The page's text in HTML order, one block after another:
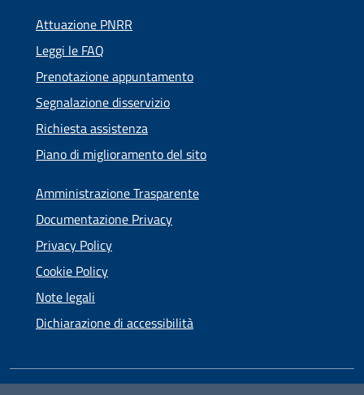
Attuazione PNRR
Leggi le FAQ
Prenotazione appuntamento
Segnalazione disservizio
Richiesta assistenza
Piano di miglioramento del sito
Amministrazione Trasparente
Documentazione Privacy
Privacy Policy
Cookie Policy
Note legali
Dichiarazione di accessibilità